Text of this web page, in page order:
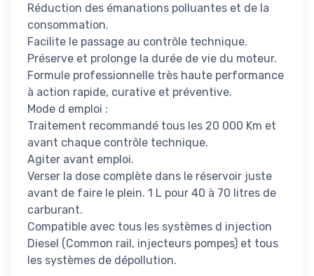
Réduction des émanations polluantes et de la
consommation.
Facilite le passage au contrôle technique.
Préserve et prolonge la durée de vie du moteur.
Formule professionnelle très haute performance
à action rapide, curative et préventive.
Mode d emploi :
Traitement recommandé tous les 20 000 Km et
avant chaque contrôle technique.
Agiter avant emploi.
Verser la dose complète dans le réservoir juste
avant de faire le plein. 1 L pour 40 à 70 litres de
carburant.
Compatible avec tous les systèmes d injection
Diesel (Common rail, injecteurs pompes) et tous
les systèmes de dépollution.